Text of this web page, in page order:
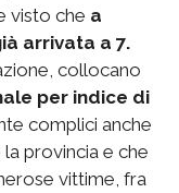
visto che a
arrivata a 7.
collocano
per indice di
complici anche
provincia e che
vittime, fra